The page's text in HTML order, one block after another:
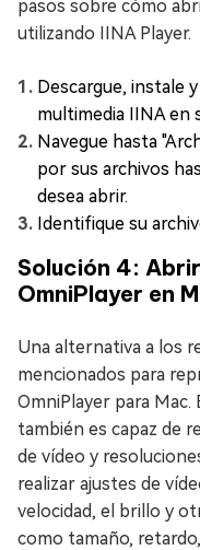
pasos sobre cómo
utilizando IINA Player.
Descargue, instale
multimedia IINA en
Navegue hasta
por sus archivos
desea abrir.
Identifique su
Solución 4:
OmniPlayer en
Una alternativa a los
mencionados para
OmniPlayer para
también es capaz de
de vídeo y
realizar ajustes de
velocidad, el brillo y
como tamaño,